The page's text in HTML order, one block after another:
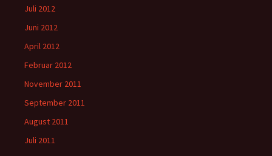
Juli 2012
Juni 2012
April 2012
Februar 2012
November 2011
September 2011
August 2011
Juli 2011